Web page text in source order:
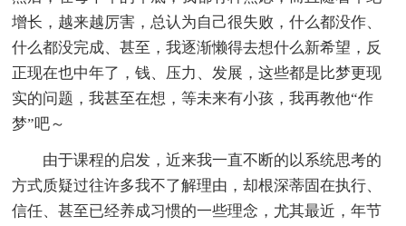
增长，越来越厉害，总认为自己很失败，什么都没作、
什么都没完成、甚至，我逐渐懒得去想什么新希望，反
正现在也中年了，钱、压力、发展，这些都是比梦更现
实的问题，我甚至在想，等未来有小孩，我再教他“作
梦”吧～
由于课程的启发，近来我一直不断的以系统思考的
方式质疑过往许多我不了解理由，却根深蒂固在执行、
信任、甚至已经养成习惯的一些理念，尤其最近，年节